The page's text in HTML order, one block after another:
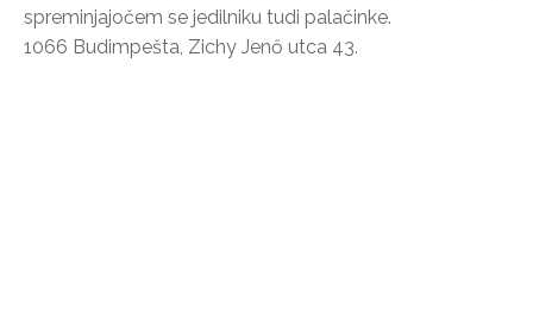
spreminjajočem se jedilniku tudi palačinke.
1066 Budimpešta, Zichy Jenő utca 43.